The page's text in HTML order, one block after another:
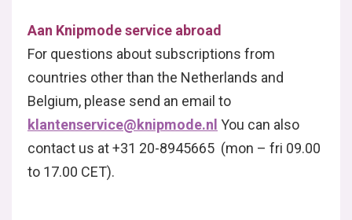
Aan Knipmode service abroad
For questions about subscriptions from
countries other than the Netherlands and
Belgium, please send an email to
klantenservice@knipmode.nl You can also
contact us at +31 20-8945665 (mon – fri 09.00
to 17.00 CET).